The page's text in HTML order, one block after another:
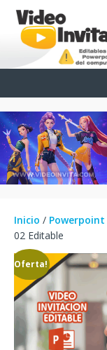
Inicio / Powerpoint
02 Editable
¡Oferta!